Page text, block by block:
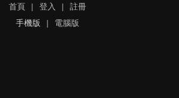
首頁 | 登入 |
註冊
手機版
| 電腦版